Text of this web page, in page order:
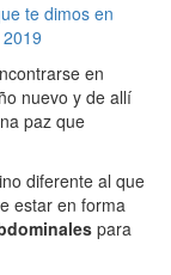
te dimos en
en
nuevo y de allí
paz que
diferente al que
estar en forma
para